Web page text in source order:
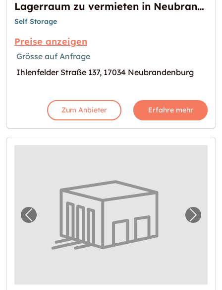
Lagerraum zu vermieten in Neubrandenburg
Self Storage
Preise anzeigen
Grösse auf Anfrage
Ihlenfelder Straße 137, 17034 Neubrandenburg
Zum Anbieter Erfahre mehr
Vorheriges Bild für "Lager zu vermieten in